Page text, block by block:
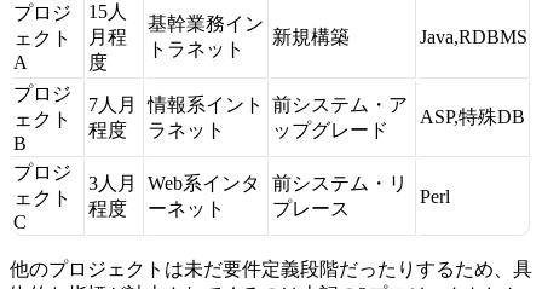
プロジ
ェクト
A
15人
月程
度
基幹業務イン
トラネット
新規構築 Java,RDBMS
プロジ
ェクト
B
7人月
程度
情報系イント
ラネット
前システム・ア
ップグレード
ASP,特殊DB
プロジ
ェクト
C
3人月
程度
Web系インタ
ーネット
前システム・リ
プレース
Perl
他のプロジェクトは未だ要件定義段階だったりするため、具